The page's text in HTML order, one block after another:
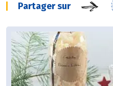
Partager sur